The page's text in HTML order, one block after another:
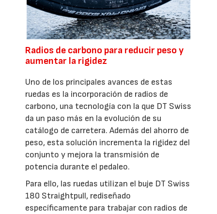
Radios de carbono para reducir peso y
aumentar la rigidez
Uno de los principales avances de estas
ruedas es la incorporación de radios de
carbono, una tecnología con la que DT Swiss
da un paso más en la evolución de su
catálogo de carretera. Además del ahorro de
peso, esta solución incrementa la rigidez del
conjunto y mejora la transmisión de
potencia durante el pedaleo.
Para ello, las ruedas utilizan el buje DT Swiss
180 Straightpull, rediseñado
específicamente para trabajar con radios de